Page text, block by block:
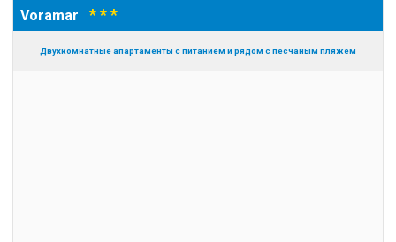
Voramar* * *
Двухкомнатные апартаменты с питанием и рядом с песчаным пляжем